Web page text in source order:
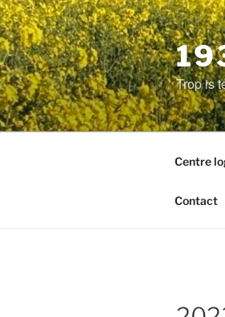
Aller
au
contenu
principal
Trop is
Centre
Contact